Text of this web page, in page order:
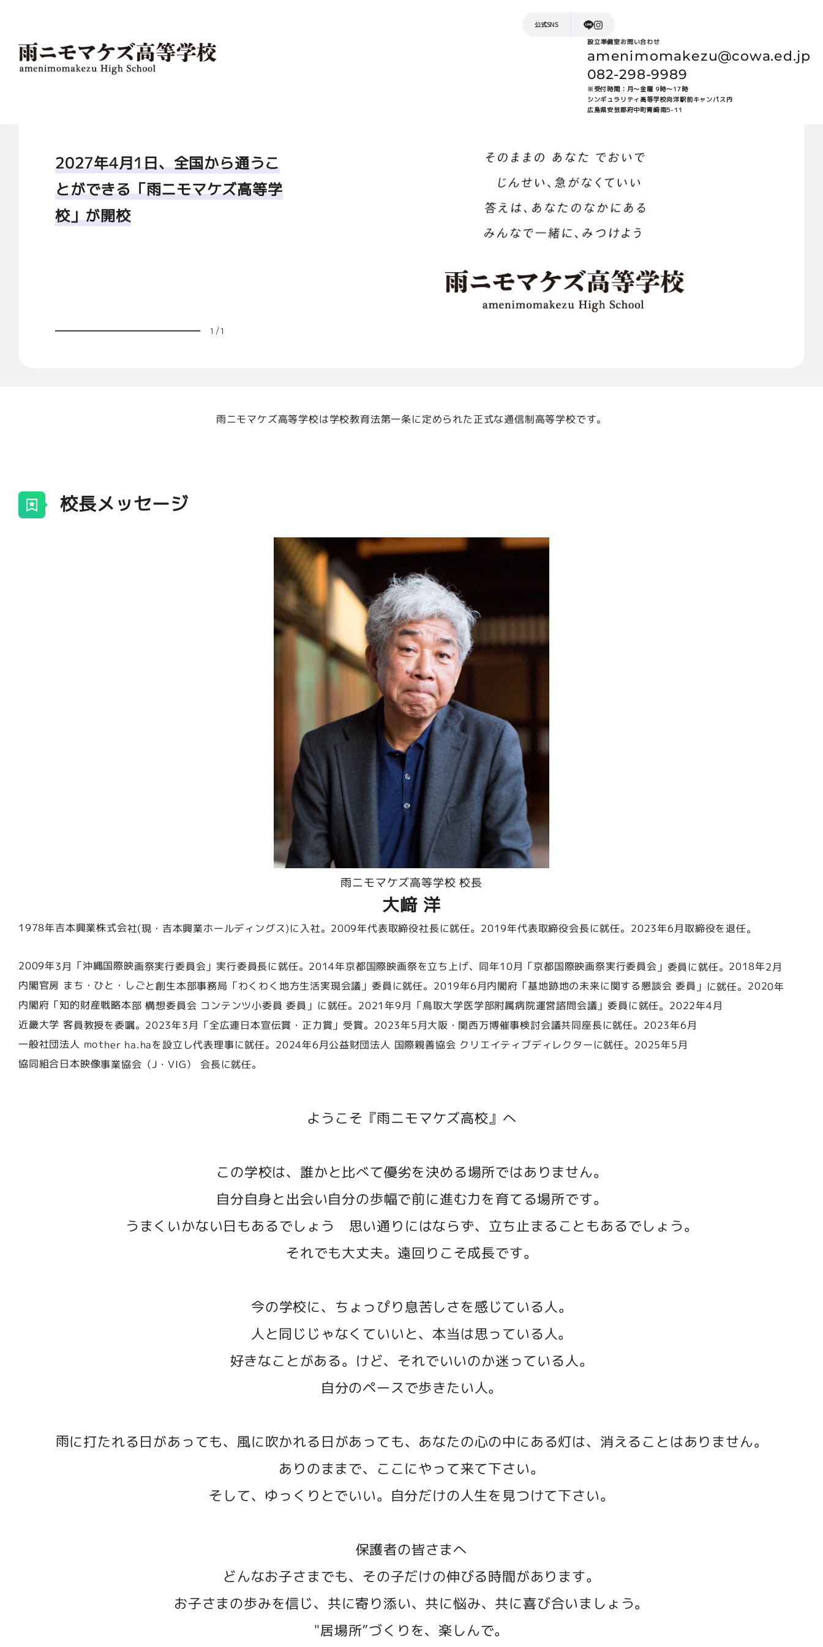
公式SNS
設立準備室お問い合わせ
amenimomakezu@cowa.ed.jp
082-298-9989
※受付時間：月～金曜 9時～17時
シンギュラリティ高等学校向洋駅前キャンパス内
広島県安芸郡府中町青崎南5-11
2027年4月1日、全国から通うこ
とができる「雨ニモマケズ高等学
校」が開校
1 /1
雨ニモマケズ高等学校は学校教育法第一条に定められた正式な通信制高等学校です。
校長メッセージ
雨ニモマケズ高等学校 校長
大﨑 洋
1978年吉本興業株式会社(現・吉本興業ホールディングス)に入社。 2009年代表取締役社長に就任。 2019年代表取締役会長に就任。 2023年6月取締役を退任。
2009年3月 「沖縄国際映画祭実行委員会」実行委員長に就任。 2014年京都国際映画祭を立ち上げ、同年10月「京都国際映画祭実行委員会」委員に就任。 2018年2月
内閣官房 まち・ひと・しごと創生本部事務局「わくわく地方生活実現会議」委員に就任。 2019年6月内閣府「基地跡地の未来に関する懇談会 委員」に就任。 2020年
内閣府「知的財産戦略本部 構想委員会 コンテンツ小委員 委員」に就任。 2021年9月 「鳥取大学医学部附属病院運営諮問会議」委員に就任。 2022年4月
近畿大学 客員教授を委嘱。 2023年3月 「全広連日本宣伝賞・正力賞」受賞。 2023年5月大阪・関西万博催事検討会議共同座長に就任。 2023年6月
一般社団法人 mother ha.haを設立し代表理事に就任。 2024年6月公益財団法人 国際親善協会 クリエイティブディレクターに就任。 2025年5月
協同組合日本映像事業協会（J・VIG） 会長に就任。
ようこそ『雨ニモマケズ高校』へ
この学校は、誰かと比べて優劣を決める場所ではありません。
自分自身と出会い自分の歩幅で前に進む力を育てる場所です。
うまくいかない日もあるでしょう 思い通りにはならず、立ち止まることもあるでしょう。
それでも大丈夫。遠回りこそ成長です。
今の学校に、ちょっぴり息苦しさを感じている人。
人と同じじゃなくていいと、本当は思っている人。
好きなことがある。けど、それでいいのか迷っている人。
自分のペースで歩きたい人。
雨に打たれる日があっても、風に吹かれる日があっても、あなたの心の中にある灯は、消えることはありません。
ありのままで、ここにやって来て下さい。
そして、ゆっくりとでいい。自分だけの人生を見つけて下さい。
保護者の皆さまへ
どんなお子さまでも、その子だけの伸びる時間があります。
お子さまの歩みを信じ、共に寄り添い、共に悩み、共に喜び合いましょう。
"居場所”づくりを、楽しんで。